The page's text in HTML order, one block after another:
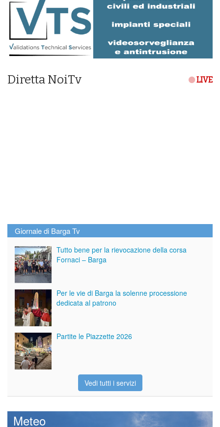
Diretta NoiTv LIVE
Giornale di Barga Tv
Tutto bene per la rievocazione della corsa
Fornaci – Barga
Per le vie di Barga la solenne processione
dedicata al patrono
Partite le Piazzette 2026
Vedi tutti i servizi
Meteo